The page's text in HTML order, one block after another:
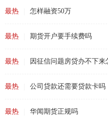
最热 怎样融资50万
最热 期货开户要手续费吗
最热 因征信问题房贷办不下来
最热 公司贷款还需要贷款卡吗
最热 华闻期货正规吗